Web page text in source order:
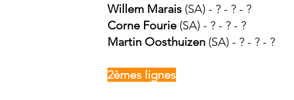
Willem Marais (SA) - ? - ? - ?
Corne Fourie (SA) - ? - ? - ?
Martin Oosthuizen (SA) - ? - ? - ?
2èmes lignes